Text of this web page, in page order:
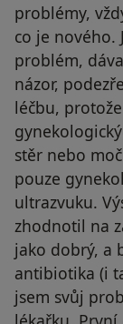
problémy,
co je nového.
problém,
názor,
léčbu,
stěr nebo
pouze
ultrazvuku.
zhodnotil na
jako dobrý, a
antibiotika (i
jsem svůj